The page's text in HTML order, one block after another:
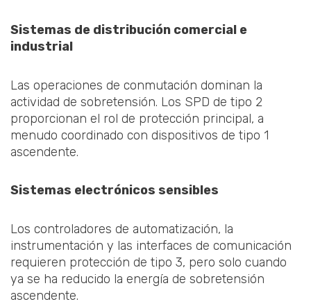
Sistemas de distribución comercial e
industrial
Las operaciones de conmutación dominan la
actividad de sobretensión. Los SPD de tipo 2
proporcionan el rol de protección principal, a
menudo coordinado con dispositivos de tipo 1
ascendente.
Sistemas electrónicos sensibles
Los controladores de automatización, la
instrumentación y las interfaces de comunicación
requieren protección de tipo 3, pero solo cuando
ya se ha reducido la energía de sobretensión
ascendente.